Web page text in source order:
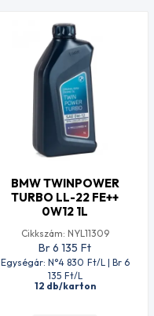
BMW TWINPOWER
TURBO LL-22 FE++
0W12 1L
Cikkszám: NYL11309
Br 6 135 Ft
Egységár: N°4 830 Ft/L | Br 6
135 Ft/L
12 db/karton